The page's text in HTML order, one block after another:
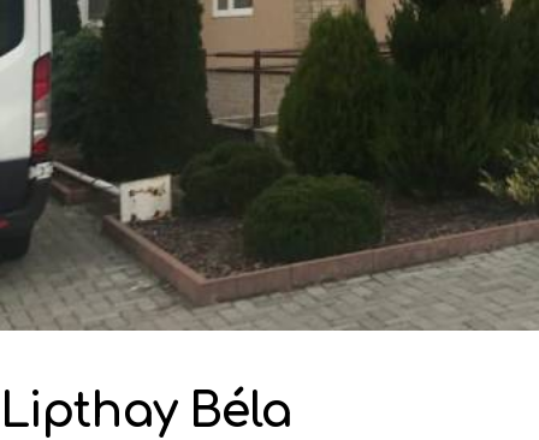
Lipthay Béla